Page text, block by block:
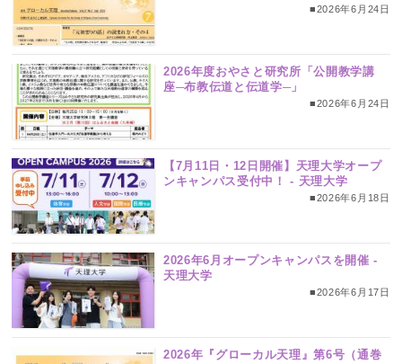
■2026年6月24日
2026年度おやさと研究所「公開教学講
座─布教伝道と伝道学─」
■2026年6月24日
【7月11日・12日開催】天理大学オープ
ンキャンパス受付中！ ‐ 天理大学
■2026年6月18日
2026年6月オープンキャンパスを開催 ‐
天理大学
■2026年6月17日
2026年『グローカル天理』第6号（通巻